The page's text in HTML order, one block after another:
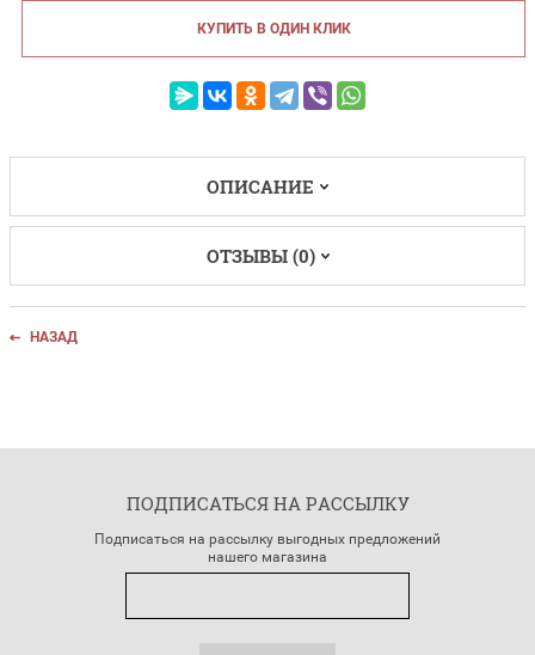
КУПИТЬ В ОДИН КЛИК
ОПИСАНИЕ
ОТЗЫВЫ (0)
НАЗАД
ПОДПИСАТЬСЯ НА РАССЫЛКУ
Подписаться на рассылку выгодных предложений
нашего магазина